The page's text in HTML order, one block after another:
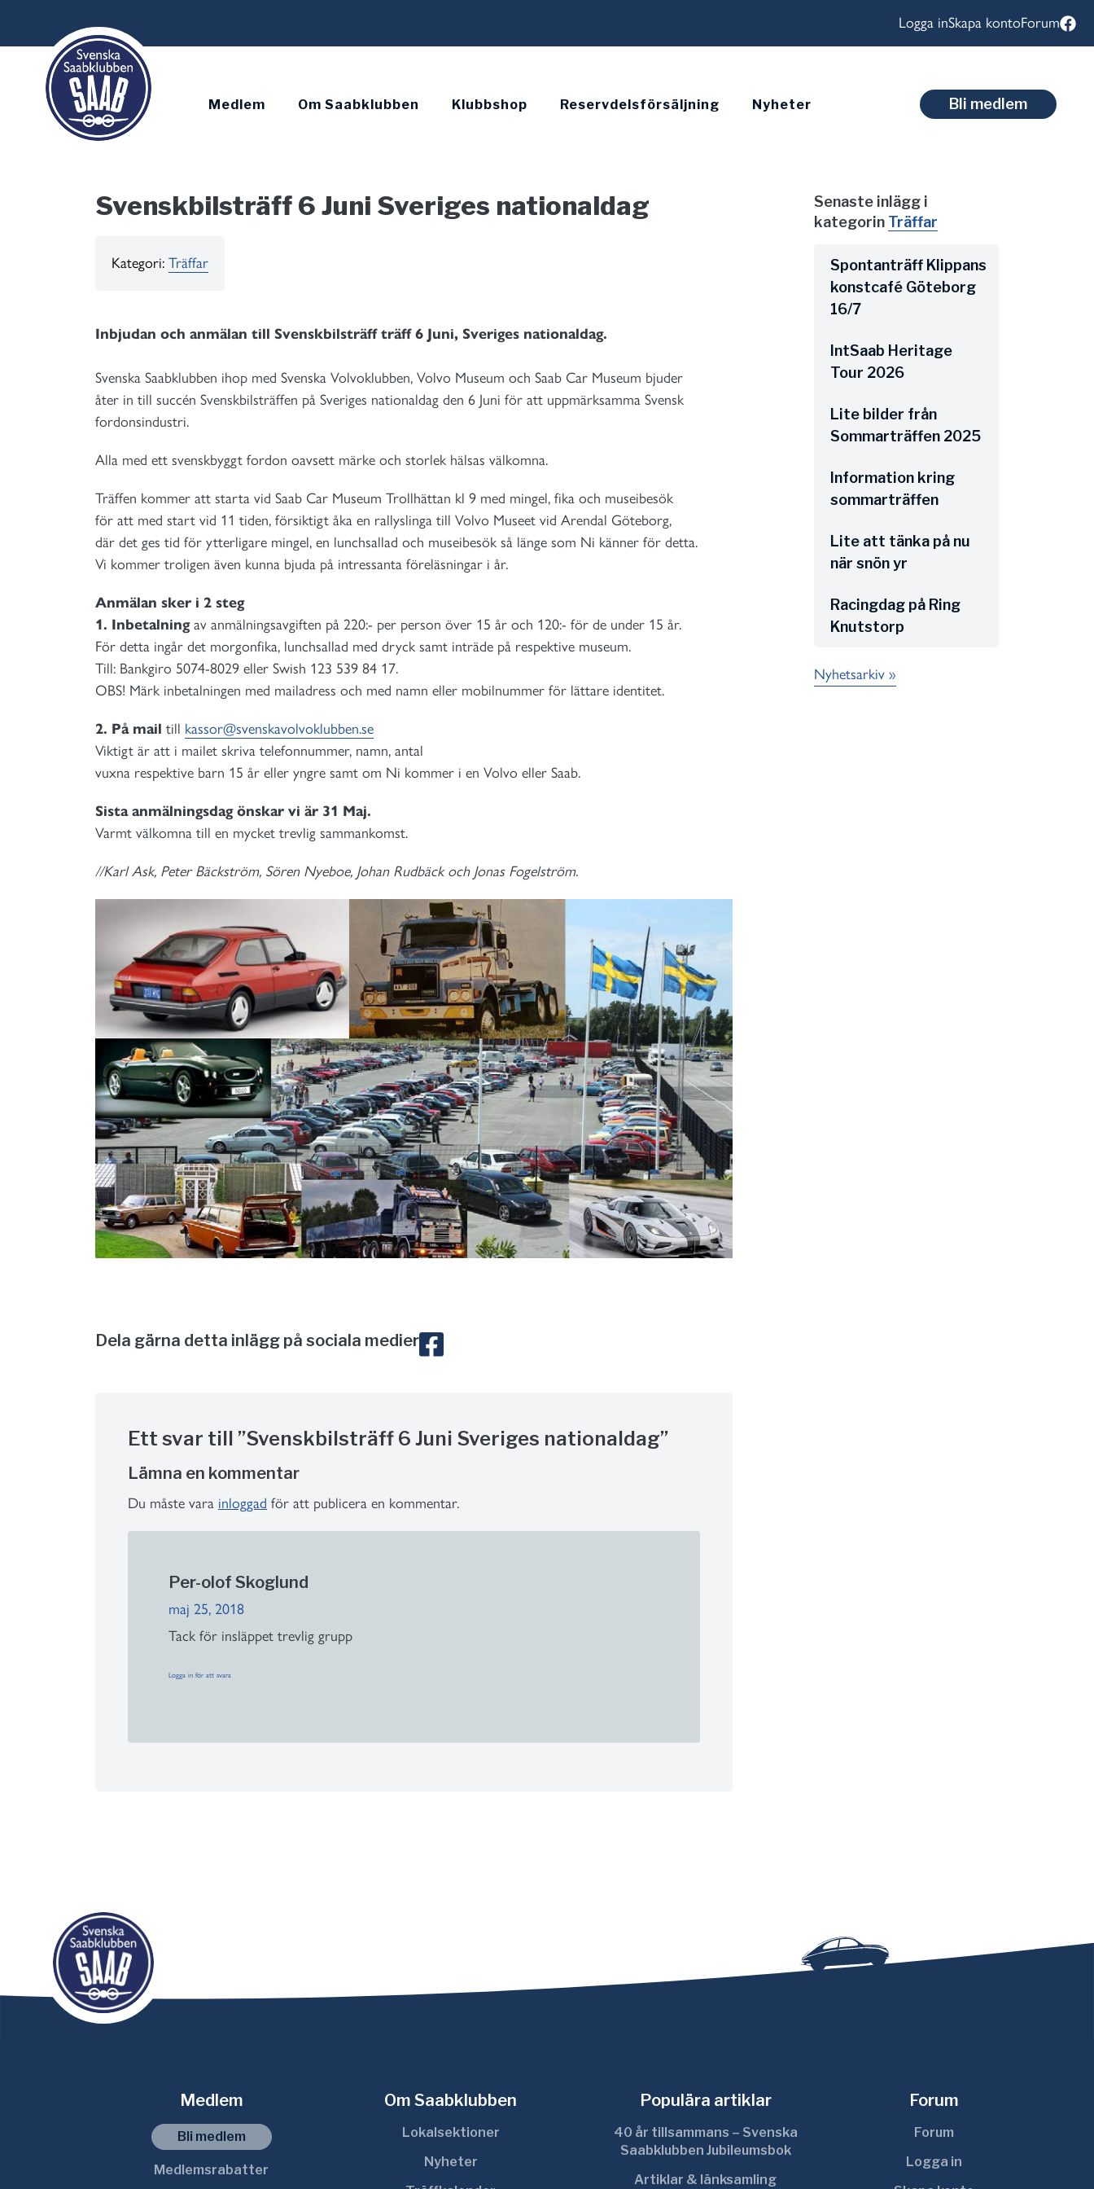
Logga inSkapa kontoForum
Medlem Om Saabklubben Klubbshop Reservdelsförsäljning Nyheter Bli medlem
Svenskbilsträff 6 Juni Sveriges nationaldag
Kategori: Träffar
Inbjudan och anmälan till Svenskbilsträff träff 6 Juni, Sveriges nationaldag.
Svenska Saabklubben ihop med Svenska Volvoklubben, Volvo Museum och Saab Car Museum bjuder
åter in till succén Svenskbilsträffen på Sveriges nationaldag den 6 Juni för att uppmärksamma Svensk
fordonsindustri.
Alla med ett svenskbyggt fordon oavsett märke och storlek hälsas välkomna.
Träffen kommer att starta vid Saab Car Museum Trollhättan kl 9 med mingel, fika och museibesök
för att med start vid 11 tiden, försiktigt åka en rallyslinga till Volvo Museet vid Arendal Göteborg,
där det ges tid för ytterligare mingel, en lunchsallad och museibesök så länge som Ni känner för detta.
Vi kommer troligen även kunna bjuda på intressanta föreläsningar i år.
Anmälan sker i 2 steg
1. Inbetalningav anmälningsavgiften på 220:- per person över 15 år och 120:- för de under 15 år.
För detta ingår det morgonfika, lunchsallad med dryck samt inträde på respektive museum.
Till: Bankgiro 5074-8029 eller Swish 123 539 84 17.
OBS! Märk inbetalningen med mailadress och med namn eller mobilnummer för lättare identitet.
2. På mail till kassor@svenskavolvoklubben.se
Viktigt är att i mailet skriva telefonnummer, namn, antal
vuxna respektive barn 15 år eller yngre samt om Ni kommer i en Volvo eller Saab.
Sista anmälningsdag önskar vi är 31 Maj.
Varmt välkomna till en mycket trevlig sammankomst.
//Karl Ask, Peter Bäckström, Sören Nyeboe, Johan Rudbäck och Jonas Fogelström.
Dela gärna detta inlägg på sociala medier
Ett svar till ”Svenskbilsträff 6 Juni Sveriges nationaldag”
Lämna en kommentar
Du måste vara inloggad för att publicera en kommentar.
Per-olof Skoglund
maj 25, 2018
Tack för insläppet trevlig grupp
Logga in för att svara
Senaste inlägg i
kategorin Träffar
Spontanträff Klippans
konstcafé Göteborg
16/7
IntSaab Heritage
Tour 2026
Lite bilder från
Sommarträffen 2025
Information kring
sommarträffen
Lite att tänka på nu
när snön yr
Racingdag på Ring
Knutstorp
Nyhetsarkiv »
Medlem
Bli medlem
Medlemsrabatter
Om Saabklubben
Lokalsektioner
Nyheter
Populära artiklar
40 år tillsammans – Svenska
Saabklubben Jubileumsbok
Artiklar & länksamling
Forum
Forum
Logga in